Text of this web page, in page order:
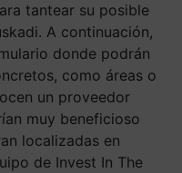
tantear su posible
A continuación,
donde podrán
como áreas o
un proveedor
muy beneficioso
localizadas en
de Invest In The